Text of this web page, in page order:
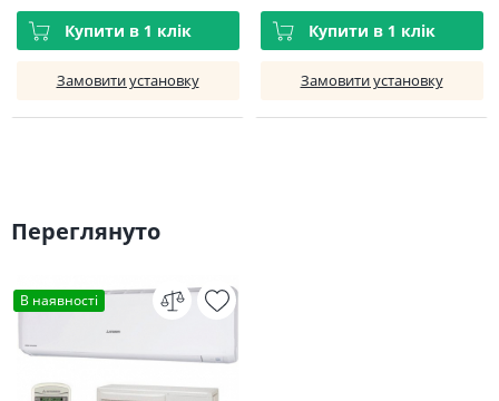
Купити в 1 клік
Замовити установку
Купити в 1 клік
Замовити установку
Переглянуто
В наявності